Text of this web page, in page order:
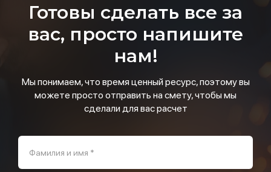
Готовы сделать все за
вас, просто напишите
нам!
Мы понимаем, что время ценный ресурс, поэтому вы
можете просто отправить на смету, чтобы мы
сделали для вас расчет
Фамилия и имя *